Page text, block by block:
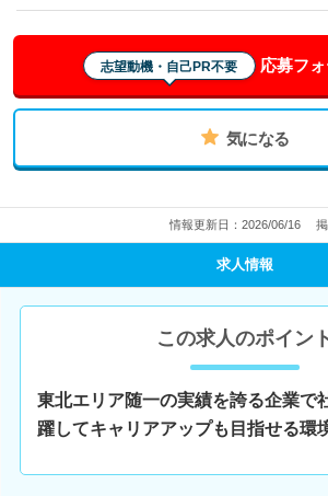
志望動機・自己PR不要 応募フォ
気になる
情報更新日：2026/06/16
求人情報
この求人のポイン
東北エリア随一の実績を誇る企業で
躍してキャリアアップも目指せる環